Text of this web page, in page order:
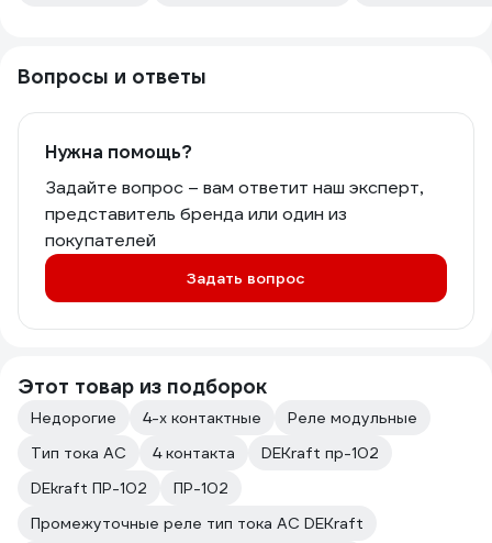
Вопросы и ответы
Нужна помощь?
Задайте вопрос – вам ответит наш эксперт,
представитель бренда или один из
покупателей
Задать вопрос
Этот товар из подборок
Недорогие 4-х контактные
Реле модульные
Тип тока AC
4 контакта
DEKraft пр-102
DEkraft ПР-102
ПР-102
Промежуточные реле тип тока AC DEKraft